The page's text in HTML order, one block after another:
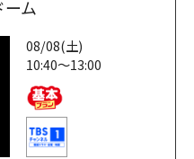
ーム
08/08(土)
10:40～13:00